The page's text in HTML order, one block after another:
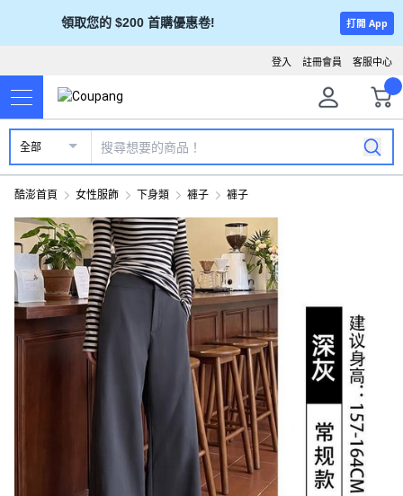
領取您的 $200 首購優惠卷! 打開 App
客服中心
註冊會員
登入
全部
酷澎首頁 女性服飾 下身類 褲子 褲子